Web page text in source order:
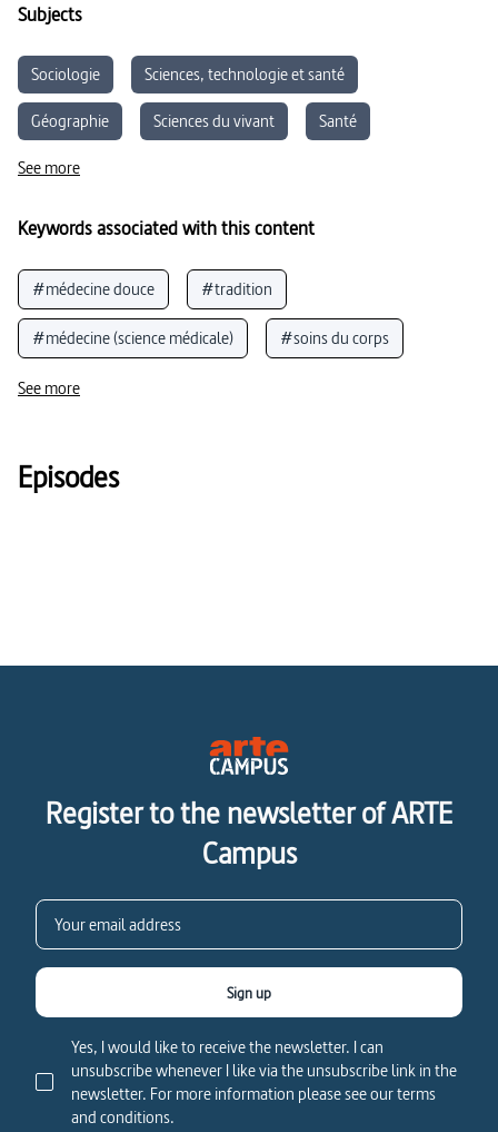
Subjects
Sociologie
Sciences, technologie et santé
Géographie
Sciences du vivant
Santé
See more
Keywords associated with this content
#médecine douce #tradition
#médecine (science médicale) #soins du corps
#coutume (monde)
See more
Episodes
Register to the newsletter of ARTE
Campus
Yes, I would like to receive the newsletter. I can
unsubscribe whenever I like via the unsubscribe link in the
newsletter. For more information please see our terms
and conditions.
Sign up